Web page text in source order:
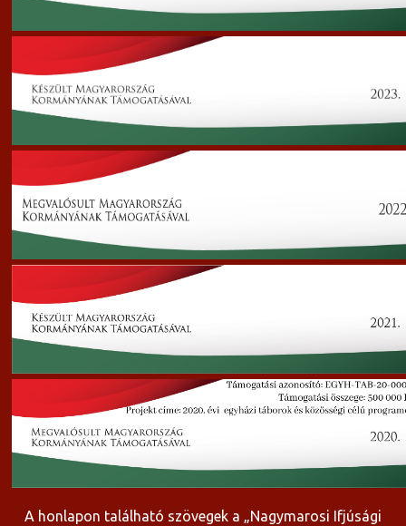
A honlapon található szövegek a „Nagymarosi Ifjúsági